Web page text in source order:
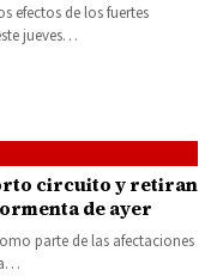
efectos de los fuertes
jueves…
circuito y retiran
de ayer
parte de las afectaciones